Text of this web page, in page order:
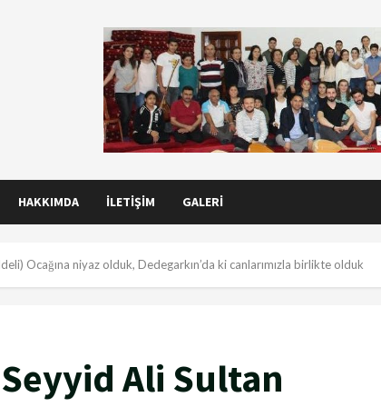
HAKKIMDA İLETIŞIM GALERI
Ocağına niyaz olduk, Dedegarkın’da ki canlarımızla birlikte olduk
Ali Sultan